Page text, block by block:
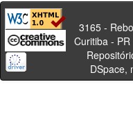
Av.
3165 -
DSpace,